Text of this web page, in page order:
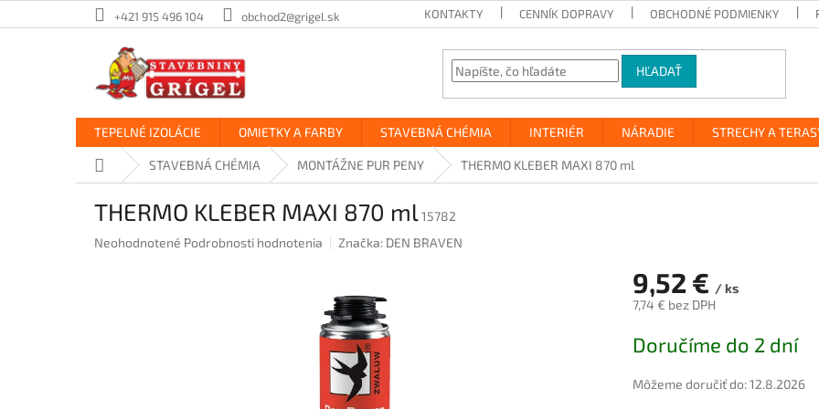
na
+421 915 496 104 obchod2@grigel.sk KONTAKTY CENNÍK DOPRAVY OBCHODNÉ PODMIENKY
HĽADAŤ
TEPELNÉ IZOLÁCIE OMIETKY A FARBY STAVEBNÁ CHÉMIA INTERIÉR NÁRADIE STRECHY A
DomovSTAVEBNÁ CHÉMIA MONTÁŽNE PUR PENY THERMO KLEBER MAXI 870 ml
THERMO KLEBER MAXI 870 ml15782
Priemerné
Neohodnotené Podrobnosti hodnotenia Značka: DEN BRAVEN
9,52 € / ks
7,74 € bez DPH
cena:
Doručíme do 2 dní
Môžeme doručiť do:12.8.2026